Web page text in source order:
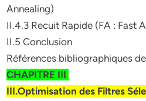
Annealing)
II.4.3 Recuit Rapide (FA : Fast
II.5 Conclusion
Références bibliographiques
CHAPITRE III
III.Optimisation des Filtres